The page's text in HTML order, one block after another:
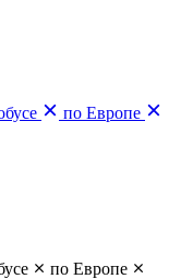
по Европе
по Европе